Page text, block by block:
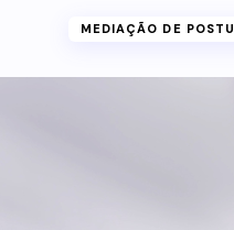
MEDIAÇÃO DE